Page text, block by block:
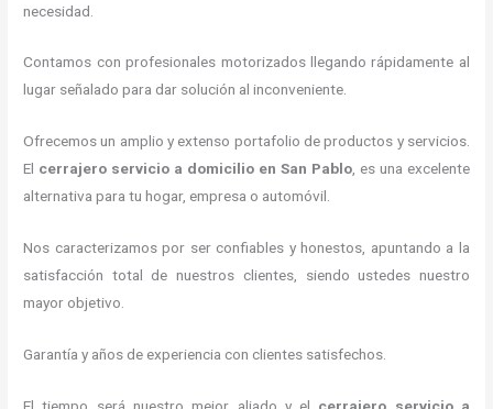
necesidad.
Contamos con profesionales motorizados llegando rápidamente al
lugar señalado para dar solución al inconveniente.
Ofrecemos un amplio y extenso portafolio de productos y servicios.
El cerrajero servicio a domicilio en San Pablo, es una excelente
alternativa para tu hogar, empresa o automóvil.
Nos caracterizamos por ser confiables y honestos, apuntando a la
satisfacción total de nuestros clientes, siendo ustedes nuestro
mayor objetivo.
Garantía y años de experiencia con clientes satisfechos.